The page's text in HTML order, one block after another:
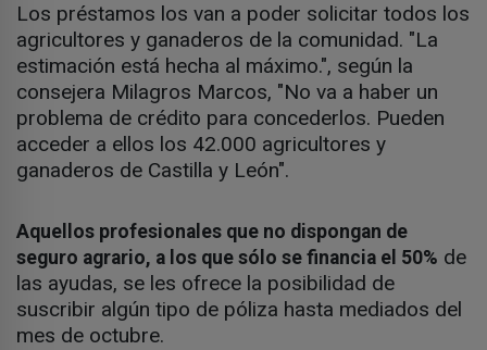
Los préstamos los van a poder solicitar todos los
agricultores y ganaderos de la comunidad. "La
estimación está hecha al máximo.", según la
consejera Milagros Marcos, "No va a haber un
problema de crédito para concederlos. Pueden
acceder a ellos los 42.000 agricultores y
ganaderos de Castilla y León".
Aquellos profesionales que no dispongan de
seguro agrario, a los que sólo se financia el 50% de
las ayudas, se les ofrece la posibilidad de
suscribir algún tipo de póliza hasta mediados del
mes de octubre.